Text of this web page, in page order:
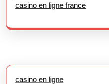
casino en ligne france
casino en ligne